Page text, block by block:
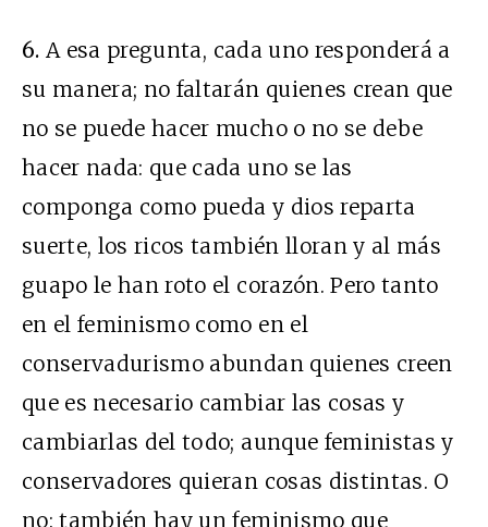
6. A esa pregunta, cada uno responderá a
su manera; no faltarán quienes crean que
no se puede hacer mucho o no se debe
hacer nada: que cada uno se las
componga como pueda y dios reparta
suerte, los ricos también lloran y al más
guapo le han roto el corazón. Pero tanto
en el feminismo como en el
conservadurismo abundan quienes creen
que es necesario cambiar las cosas y
cambiarlas del todo; aunque feministas y
conservadores quieran cosas distintas. O
no: también hay un feminismo que